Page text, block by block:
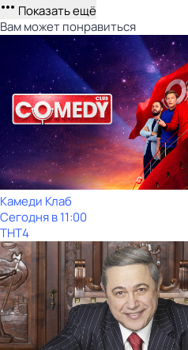
Показать ещё
Вам может понравиться
Камеди Клаб
Сегодня в 11:00
ТНТ4